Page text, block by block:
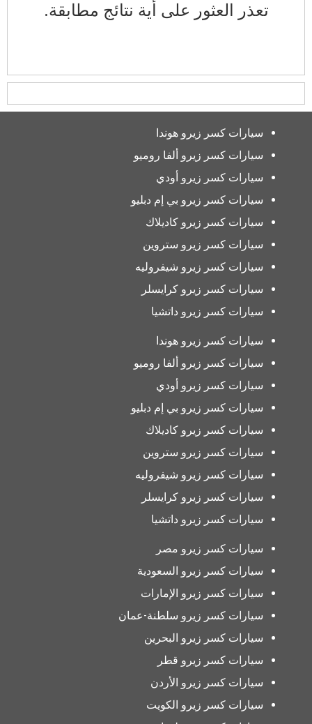
تعذر العثور على أية نتائج مطابقة.
سيارات كسر زيرو هوندا
سيارات كسر زيرو ألفا روميو
سيارات كسر زيرو أودي
سيارات كسر زيرو بي إم دبليو
سيارات كسر زيرو كاديلاك
سيارات كسر زيرو ستروين
سيارات كسر زيرو شيفروليه
سيارات كسر زيرو كرايسلر
سيارات كسر زيرو داتشيا
سيارات كسر زيرو هوندا
سيارات كسر زيرو ألفا روميو
سيارات كسر زيرو أودي
سيارات كسر زيرو بي إم دبليو
سيارات كسر زيرو كاديلاك
سيارات كسر زيرو ستروين
سيارات كسر زيرو شيفروليه
سيارات كسر زيرو كرايسلر
سيارات كسر زيرو داتشيا
سيارات كسر زيرو مصر
سيارات كسر زيرو السعودية
سيارات كسر زيرو الإمارات
سيارات كسر زيرو سلطنة-عمان
سيارات كسر زيرو البحرين
سيارات كسر زيرو قطر
سيارات كسر زيرو الأردن
سيارات كسر زيرو الكويت